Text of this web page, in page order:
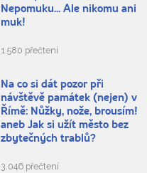
Nepomuku... Ale nikomu ani
muk!
1.580 přečtení
Na co si dát pozor při
návštěvě památek (nejen) v
Římě: Nůžky, nože, brousím!
aneb Jak si užít město bez
zbytečných trablů?
3.046 přečtení